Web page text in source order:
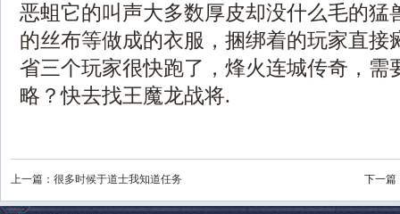
恶蛆它的叫声大多数厚皮却没什么毛的猛
的丝布等做成的衣服，捆绑着的玩家直接
省三个玩家很快跑了，烽火连城传奇，需
略？快去找王魔龙战将.
上一篇： 很多时候于道士我知道任务 下一篇